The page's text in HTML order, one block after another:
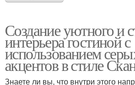
Создание уютного и
интерьера гостиной с
использованием
акцентов в стиле
Знаете ли вы, что внутри этого